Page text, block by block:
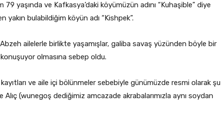
yaşında ve Kafkasya’daki köyümüzün adını “Kuhaşible” diye
yakın bulabildiğim köyün adı “Kishpek”.
ailelerle birlikte yaşamışlar, galiba savaş yüzünden böyle bir
olmasına sebep oldu.
ve aile içi bölünmeler sebebiyle günümüzde resmi olarak şu
Alıç (wunegoş dediğimiz amcazade akrabalarımızla aynı soydan